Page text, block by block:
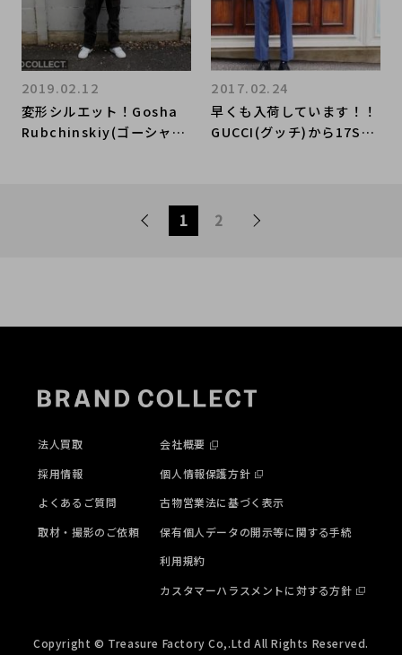
変形シルエット！Gosha
Rubchinskiy(ゴーシャラ
2019.02.12
早くも入荷しています！！
GUCCI(グッチ)から17SS
2017.02.24
1 2
法人買取
採用情報
よくあるご質問
取材・撮影のご依頼
会社概要
個人情報保護方針
古物営業法に基づく表示
保有個人データの開示等に関する手続
利用規約
カスタマーハラスメントに対する方針
Copyright © Treasure Factory Co,.Ltd All Rights Reserved.